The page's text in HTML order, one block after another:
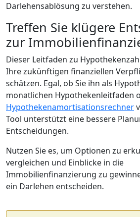
Darlehensablösung zu verstehen.
Treffen Sie klügere
zur
Dieser Leitfaden zu
Ihre zukünftigen finanziellen
schätzen. Egal, ob Sie ihn als
monatlichen Hypothekenleitfaden
Hypothekenamortisationsrechner
Tool unterstützt eine bessere
Entscheidungen.
Nutzen Sie es, um Optionen zu
vergleichen und Einblicke in die
Immobilienfinanzierung zu
ein Darlehen entscheiden.